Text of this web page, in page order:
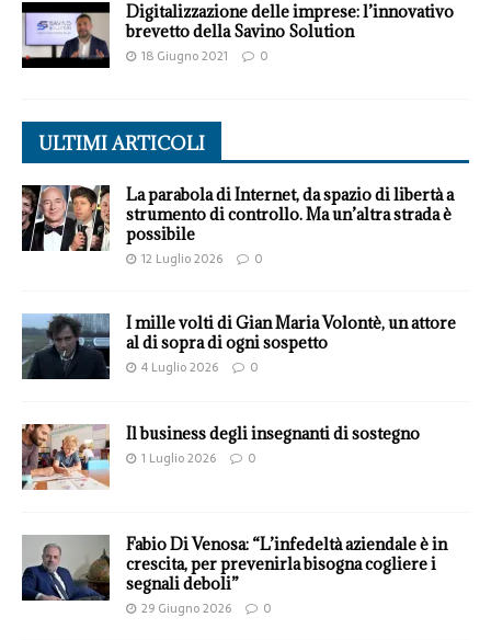
Digitalizzazione delle imprese: l’innovativo
brevetto della Savino Solution
18 Giugno 2021 0
ULTIMI ARTICOLI
La parabola di Internet, da spazio di libertà a
strumento di controllo. Ma un’altra strada è
possibile
12 Luglio 2026 0
I mille volti di Gian Maria Volontè, un attore
al di sopra di ogni sospetto
4 Luglio 2026 0
Il business degli insegnanti di sostegno
1 Luglio 2026 0
Fabio Di Venosa: “L’infedeltà aziendale è in
crescita, per prevenirla bisogna cogliere i
segnali deboli”
29 Giugno 2026 0